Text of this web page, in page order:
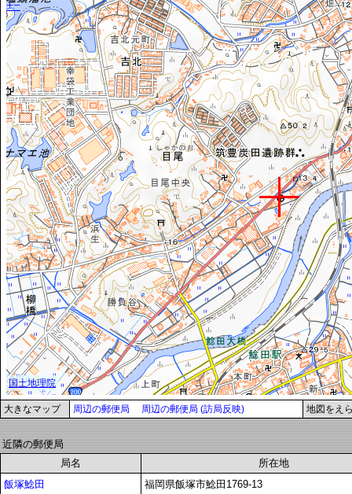
大きなマップ 周辺の郵便局 周辺の郵便局 (訪局反映) 地図をえ
近隣の郵便局
局名
所在地
飯塚鯰田
福岡県飯塚市鯰田1769-13